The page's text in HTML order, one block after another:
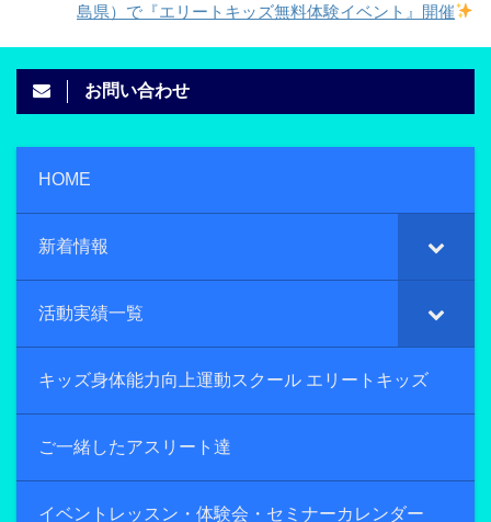
島県）で『エリートキッズ無料体験イベント』開催
お問い合わせ
HOME
新着情報
活動実績一覧
キッズ身体能力向上運動スクール エリートキッズ
ご一緒したアスリート達
イベントレッスン・体験会・セミナーカレンダー